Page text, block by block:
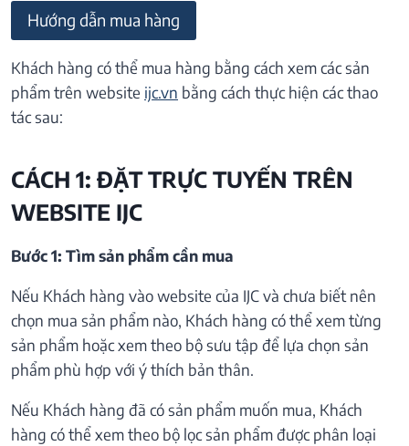
Hướng dẫn mua hàng
Khách hàng có thể mua hàng bằng cách xem các sản
phẩm trên website ijc.vn bằng cách thực hiện các thao
tác sau:
CÁCH 1: ĐẶT TRỰC TUYẾN TRÊN
WEBSITE IJC
Bước 1: Tìm sản phẩm cần mua
Nếu Khách hàng vào website của IJC và chưa biết nên
chọn mua sản phẩm nào, Khách hàng có thể xem từng
sản phẩm hoặc xem theo bộ sưu tập để lựa chọn sản
phẩm phù hợp với ý thích bản thân.
Nếu Khách hàng đã có sản phẩm muốn mua, Khách
hàng có thể xem theo bộ lọc sản phẩm được phân loại